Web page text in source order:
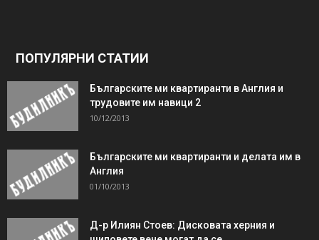
ПОПУЛЯРНИ СТАТИИ
Българските ми квартиранти в Англия и
трудовите им навици 2
10/12/2013
Българските ми квартиранти и делата им в
Англия
01/10/2013
Д-р Илиян Стоев: Дисковата херния и